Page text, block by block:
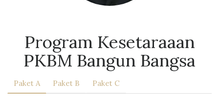
Program Kesetaraaan
PKBM Bangun Bangsa
Paket A Paket B Paket C